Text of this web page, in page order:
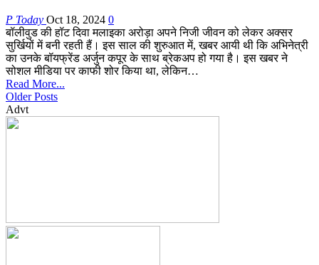
P Today Oct 18, 2024 0
बॉलीवुड की हॉट दिवा मलाइका अरोड़ा अपने निजी जीवन को लेकर अक्सर
सुर्खियों में बनी रहती हैं। इस साल की शुरुआत में, खबर आयी थी कि अभिनेत्री
का उनके बॉयफ्रेंड अर्जुन कपूर के साथ ब्रेकअप हो गया है। इस खबर ने
सोशल मीडिया पर काफी शोर किया था, लेकिन…
Read More...
Older Posts
Advt